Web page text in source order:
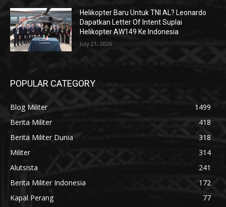
Helikopter Baru Untuk TNI AL? Leonardo
Dapatkan Letter Of Intent Suplai
Helikopter AW149 Ke Indonesia
July 21, 2026
POPULAR CATEGORY
Blog Militer
1499
Berita Militer
418
Berita Militer Dunia
318
Militer
314
Alutsista
241
Berita Militer Indonesia
172
Kapal Perang
77